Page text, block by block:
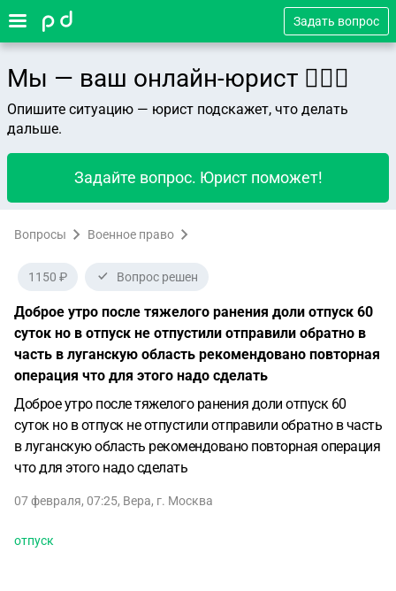
Задать вопрос
Мы — ваш онлайн-юрист 👨🏻‍⚖️
Опишите ситуацию — юрист подскажет, что делать
дальше.
Задайте вопрос. Юрист поможет!
Вопросы Военное право
1150 ₽ Вопрос решен
Доброе утро после тяжелого ранения доли отпуск 60
суток но в отпуск не отпустили отправили обратно в
часть в луганскую область рекомендовано повторная
операция что для этого надо сделать
Доброе утро после тяжелого ранения доли отпуск 60
суток но в отпуск не отпустили отправили обратно в часть
в луганскую область рекомендовано повторная операция
что для этого надо сделать
07 февраля, 07:25, Вера, г. Москва
отпуск